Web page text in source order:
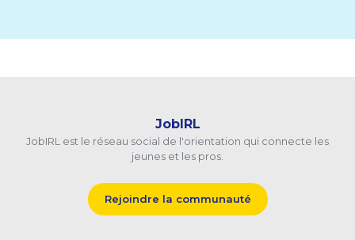
JobIRL
JobIRL est le réseau social de l'orientation qui connecte les
jeunes et les pros.
Rejoindre la communauté